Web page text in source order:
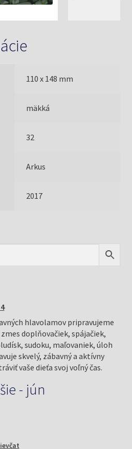
110 x 148 mm
mäkká
32
Arkus
2017
hlavolamov pripravujeme
doplňovačiek, spájačiek,
sudoku, maľovaniek, úloh
skvelý, zábavný a aktívny
vaše dieťa svoj voľný čas.
- jún